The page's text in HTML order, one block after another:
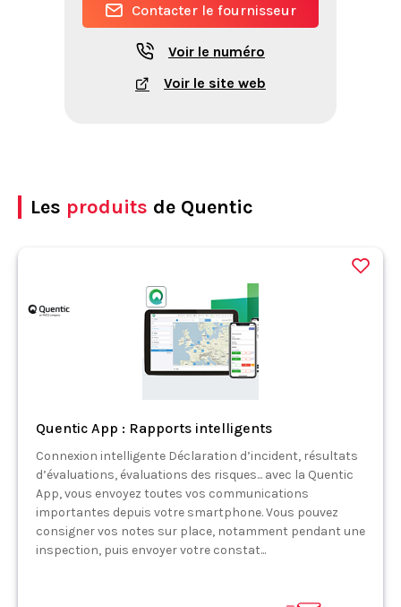
Contacter le fournisseur
Voir le numéro
Voir le site web
Les produits de Quentic
Quentic App : Rapports intelligents
Connexion intelligente Déclaration d’incident, résultats
d’évaluations, évaluations des risques... avec la Quentic
App, vous envoyez toutes vos communications
importantes depuis votre smartphone. Vous pouvez
consigner vos notes sur place, notamment pendant une
inspection, puis envoyer votre constat...